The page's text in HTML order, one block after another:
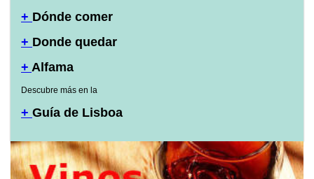
+ Dónde comer
+ Donde quedar
+ Alfama
Descubre más en la
+ Guía de Lisboa